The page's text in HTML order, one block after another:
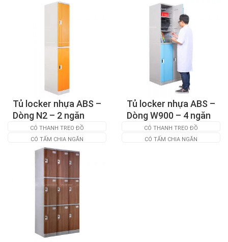
Tủ locker nhựa ABS –
Dòng N2 – 2 ngăn
CÓ THANH TREO ĐỒ
CÓ TẤM CHIA NGĂN
Tủ locker nhựa ABS –
Dòng W900 – 4 ngăn
CÓ THANH TREO ĐỒ
CÓ TẤM CHIA NGĂN